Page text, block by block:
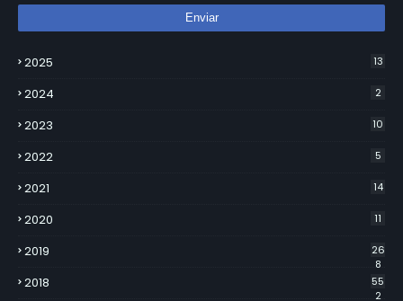
2025 13
2024 2
2023 10
2022 5
2021 14
2020 11
2019
26
8
2018
55
2